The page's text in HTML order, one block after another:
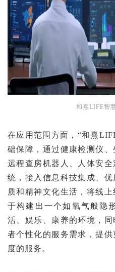
和熹LIFE智
在应用范围方面，“和熹
础保障，通过健康检测仪、
远程查房机器人、人体安
统，接入信息科技集成、
质和精神文化生活，将线
于构建出一个如氧气般隐
活、娱乐、康养的环境，
者个性化的服务需求，提
度的服务。